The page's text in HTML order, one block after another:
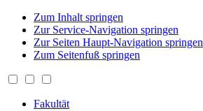
Zum Inhalt springen
Zur Service-Navigation springen
Zur Seiten Haupt-Navigation springen
Zum Seitenfuß springen
Fakultät